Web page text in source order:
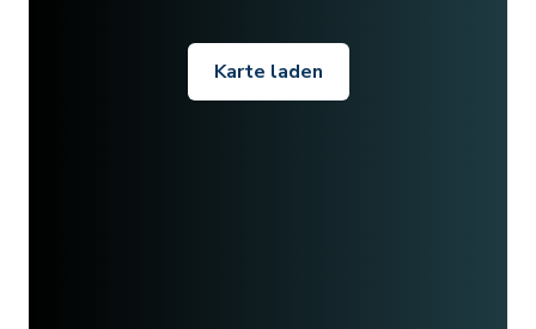
Karte laden